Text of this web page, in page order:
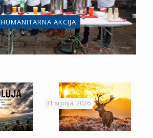
HUMANITARNA AKCIJA
31 srpnja, 2026